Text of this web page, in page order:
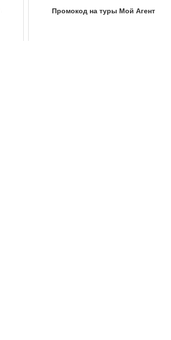
Промокод на туры Мой Агент